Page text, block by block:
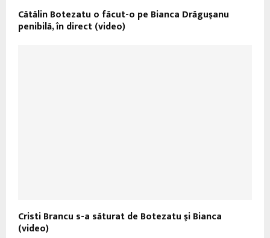
Cătălin Botezatu o făcut-o pe Bianca Drăguşanu
penibilă, în direct (video)
Cristi Brancu s-a săturat de Botezatu şi Bianca
(video)